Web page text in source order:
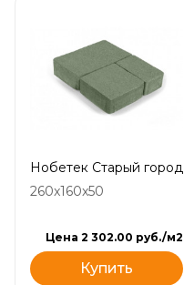
Нобетек Старый город
260x160x50
Цена 2 302.00 руб./м2
Купить